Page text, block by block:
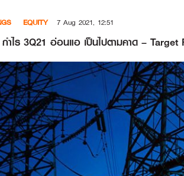
EQUITY 7 Aug 2021, 12:51
ำไร 3Q21 อ่อนแอ เป็นไปตามคาด –